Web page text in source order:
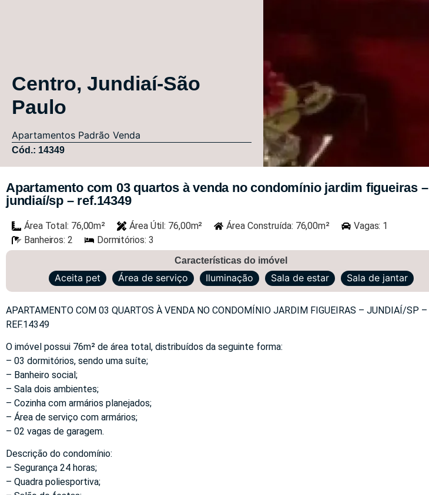
Centro, Jundiaí-São
Paulo
Apartamentos Padrão Venda
Cód.: 14349
Apartamento com 03 quartos à venda no condomínio jardim figueiras –
jundiaí/sp – ref.14349
Área Total: 76,00m² Área Útil: 76,00m² Área Construída: 76,00m²
Vagas: 1
Banheiros: 2
Dormitórios: 3
Características do imóvel
Aceita pet Área de serviço Iluminação Sala de estar Sala de jantar
APARTAMENTO COM 03 QUARTOS À VENDA NO CONDOMÍNIO JARDIM FIGUEIRAS – JUNDIAÍ/SP –
REF.14349
O imóvel possui 76m² de área total, distribuídos da seguinte forma:
– 03 dormitórios, sendo uma suíte;
– Banheiro social;
– Sala dois ambientes;
– Cozinha com armários planejados;
– Área de serviço com armários;
– 02 vagas de garagem.
Descrição do condomínio:
– Segurança 24 horas;
– Quadra poliesportiva;